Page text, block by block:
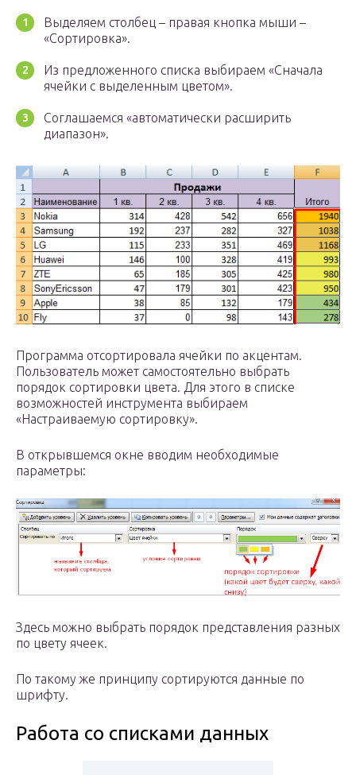
Выделяем столбец – правая кнопка мыши –
«Сортировка».
Из предложенного списка выбираем «Сначала
ячейки с выделенным цветом».
Соглашаемся «автоматически расширить
диапазон».
Программа отсортировала ячейки по акцентам.
Пользователь может самостоятельно выбрать
порядок сортировки цвета. Для этого в списке
возможностей инструмента выбираем
«Настраиваемую сортировку».
В открывшемся окне вводим необходимые
параметры:
Здесь можно выбрать порядок представления разных
по цвету ячеек.
По такому же принципу сортируются данные по
шрифту.
Работа со списками данных